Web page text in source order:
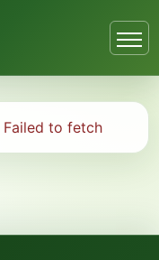
Failed to fetch